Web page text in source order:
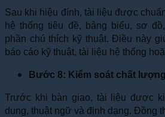
Sau khi hiệu đính, tài liệu được
hệ thống tiêu đề, bảng biểu, sơ
phần chú thích kỹ thuật. Điều này
báo cáo kỹ thuật, tài liệu hệ thống
Bước 8: Kiểm soát chất
Trước khi bàn giao, tài liệu được
dung, thuật ngữ và định dạng. Đồng